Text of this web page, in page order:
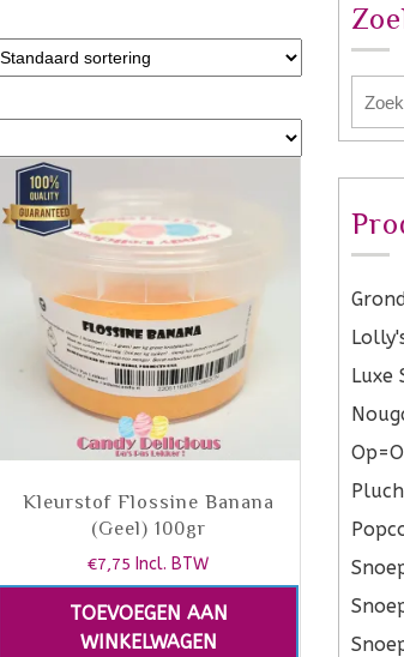
Kleurstof Flossine Banana
(Geel) 100gr
€7,75 Incl. BTW
TOEVOEGEN AAN
WINKELWAGEN
Luxe